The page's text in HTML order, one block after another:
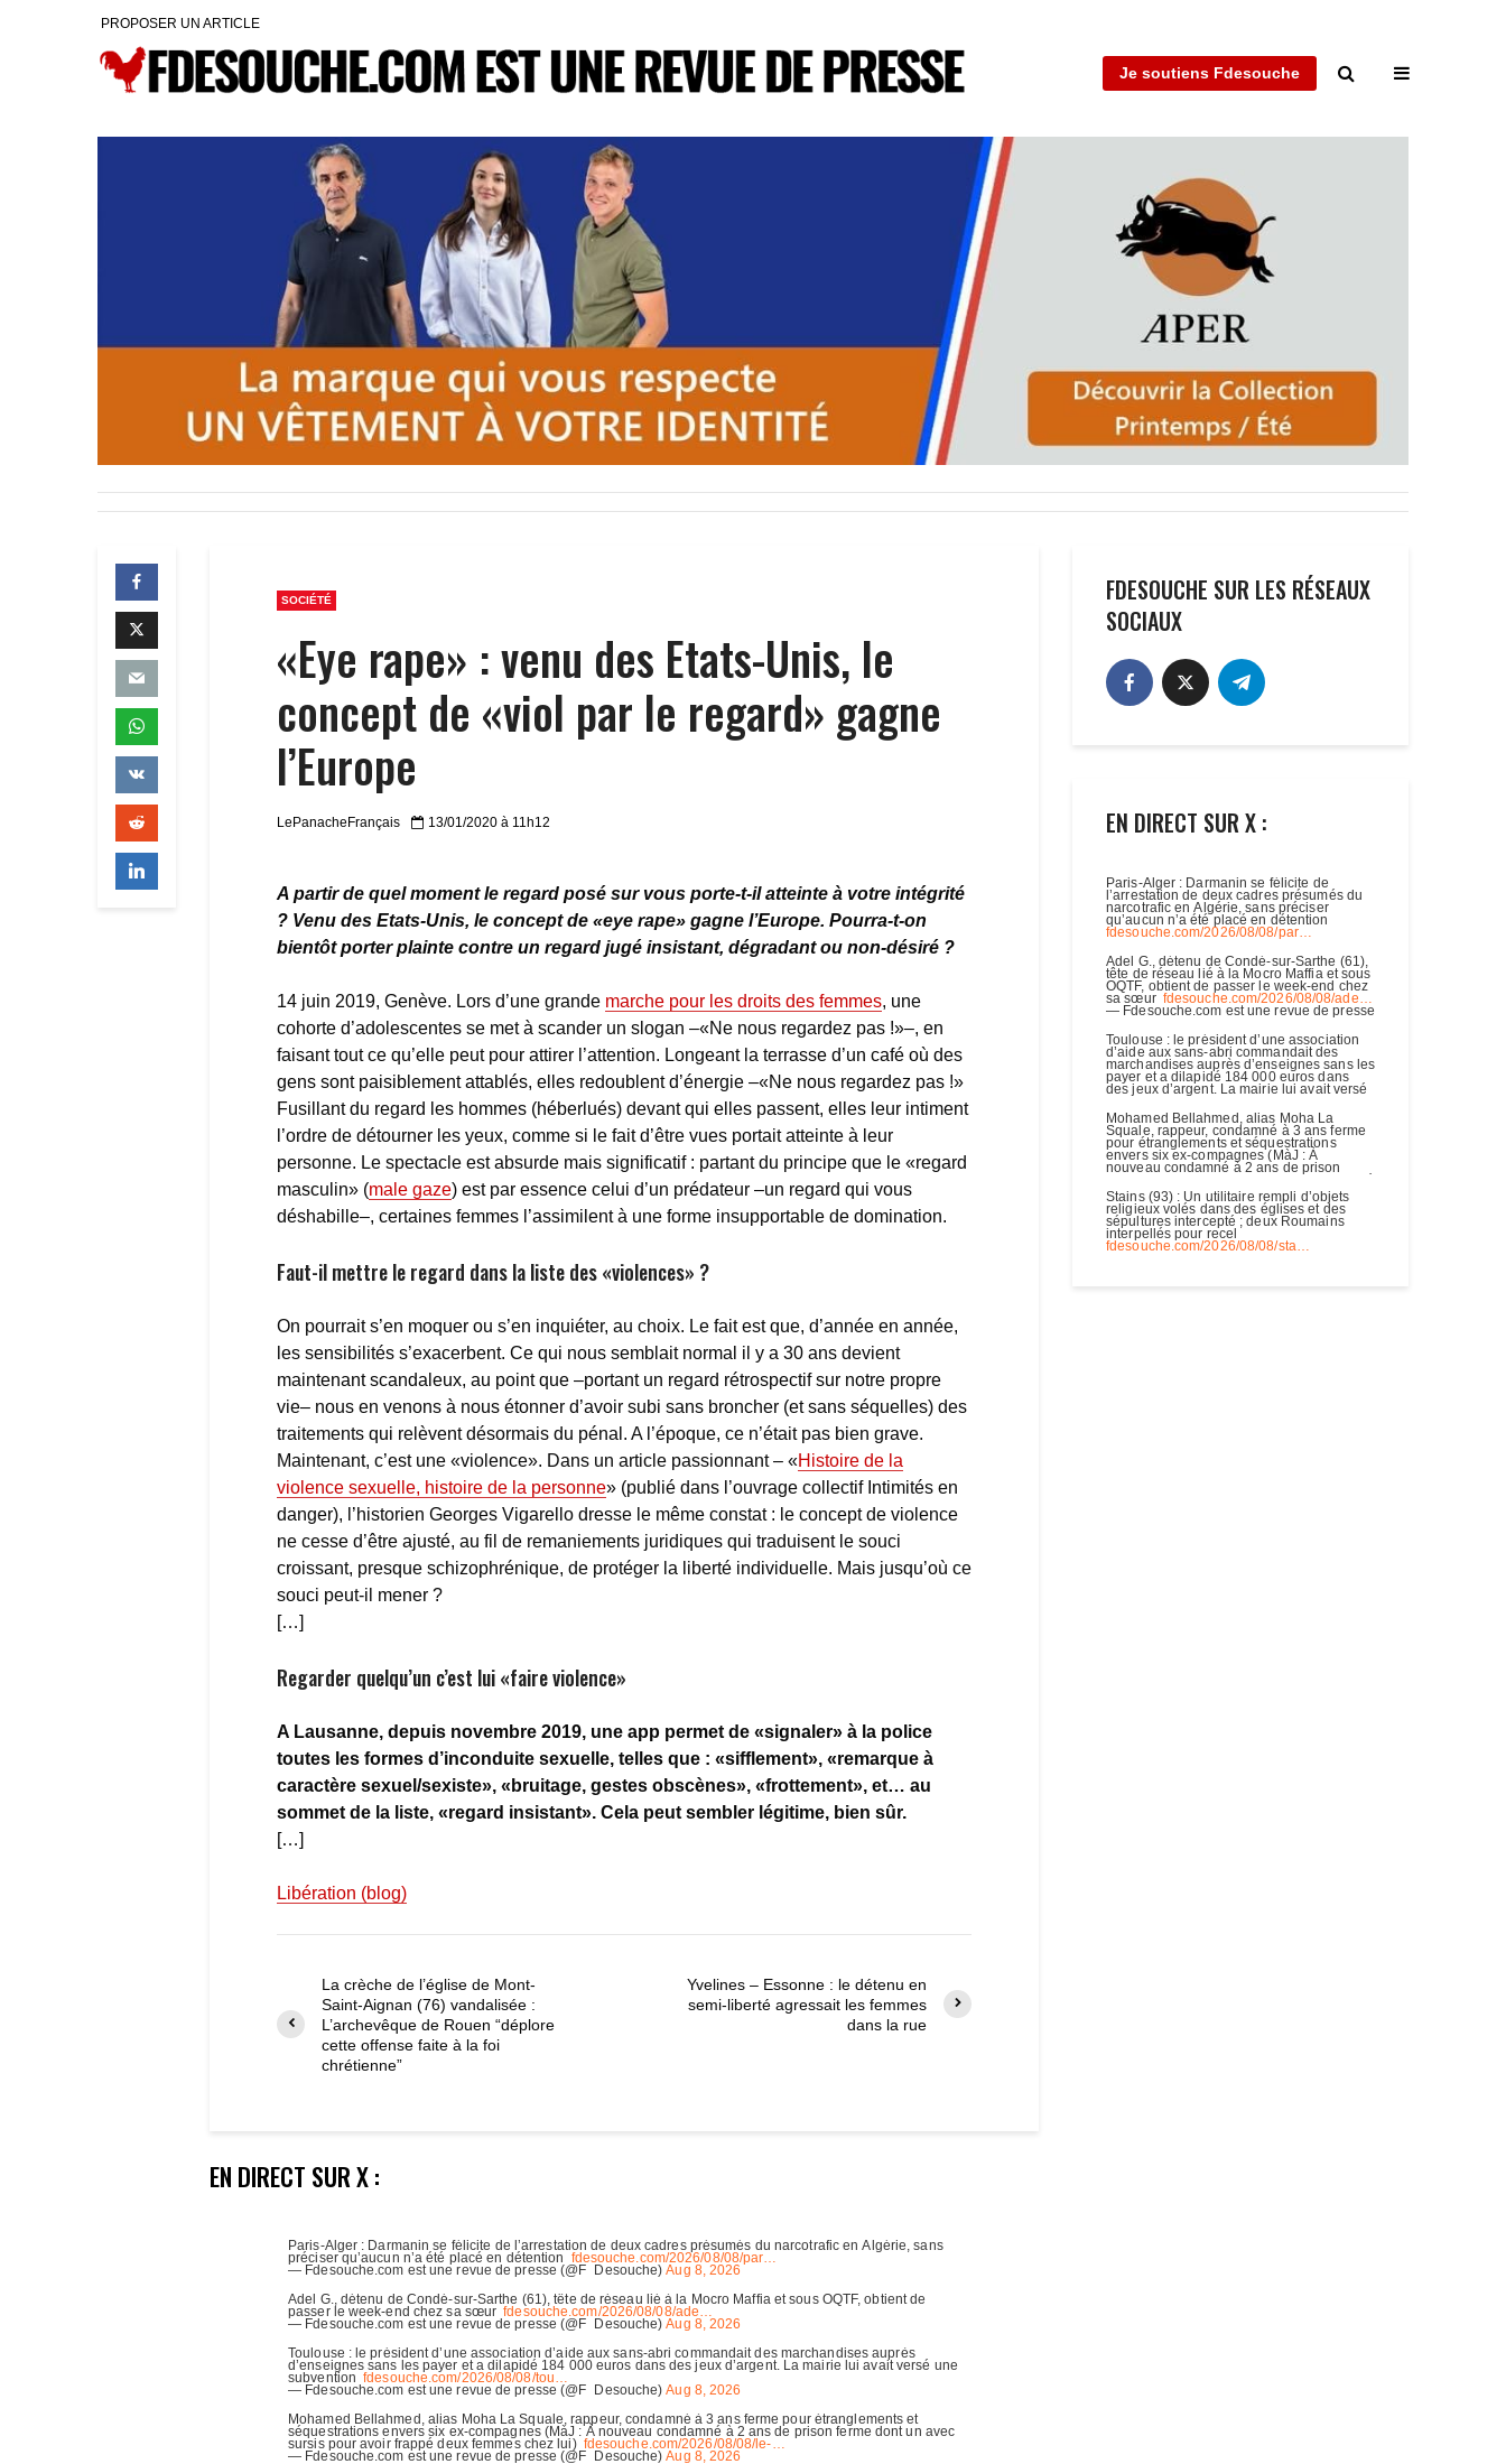
PROPOSER UN ARTICLE
Je soutiens Fdesouche
SOCIÉTÉ
«Eye rape» : venu des Etats-Unis, le
concept de «viol par le regard» gagne
l’Europe
LePanacheFrançais 13/01/2020 à 11h12
A partir de quel moment le regard posé sur vous porte-t-il atteinte à votre intégrité
? Venu des Etats-Unis, le concept de «eye rape» gagne l’Europe. Pourra-t-on
bientôt porter plainte contre un regard jugé insistant, dégradant ou non-désiré ?
14 juin 2019, Genève. Lors d’une grande marche pour les droits des femmes, une
cohorte d’adolescentes se met à scander un slogan –«Ne nous regardez pas !»–, en
faisant tout ce qu’elle peut pour attirer l’attention. Longeant la terrasse d’un café où des
gens sont paisiblement attablés, elles redoublent d’énergie –«Ne nous regardez pas !»
Fusillant du regard les hommes (héberlués) devant qui elles passent, elles leur intiment
l’ordre de détourner les yeux, comme si le fait d’être vues portait atteinte à leur
personne. Le spectacle est absurde mais significatif : partant du principe que le «regard
masculin» (male gaze) est par essence celui d’un prédateur –un regard qui vous
déshabille–, certaines femmes l’assimilent à une forme insupportable de domination.
Faut-il mettre le regard dans la liste des «violences» ?
On pourrait s’en moquer ou s’en inquiéter, au choix. Le fait est que, d’année en année,
les sensibilités s’exacerbent. Ce qui nous semblait normal il y a 30 ans devient
maintenant scandaleux, au point que –portant un regard rétrospectif sur notre propre
vie– nous en venons à nous étonner d’avoir subi sans broncher (et sans séquelles) des
traitements qui relèvent désormais du pénal. A l’époque, ce n’était pas bien grave.
Maintenant, c’est une «violence». Dans un article passionnant – «Histoire de la
violence sexuelle, histoire de la personne» (publié dans l’ouvrage collectif Intimités en
danger), l’historien Georges Vigarello dresse le même constat : le concept de violence
ne cesse d’être ajusté, au fil de remaniements juridiques qui traduisent le souci
croissant, presque schizophrénique, de protéger la liberté individuelle. Mais jusqu’où ce
souci peut-il mener ?
[…]
Regarder quelqu’un c’est lui «faire violence»
A Lausanne, depuis novembre 2019, une app permet de «signaler» à la police
toutes les formes d’inconduite sexuelle, telles que : «sifflement», «remarque à
caractère sexuel/sexiste», «bruitage, gestes obscènes», «frottement», et… au
sommet de la liste, «regard insistant». Cela peut sembler légitime, bien sûr.
[…]
Libération (blog)
La crèche de l’église de Mont-
Saint-Aignan (76) vandalisée :
L’archevêque de Rouen “déplore
cette offense faite à la foi
chrétienne”
Yvelines – Essonne : le détenu en
semi-liberté agressait les femmes
dans la rue
EN DIRECT SUR X :
FDESOUCHE SUR LES RÉSEAUX
SOCIAUX
EN DIRECT SUR X :